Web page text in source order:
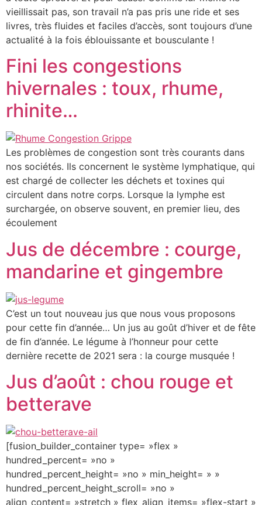
vieillissait pas, son travail n’a pas pris une ride et ses
livres, très fluides et faciles d’accès, sont toujours d’une
actualité à la fois éblouissante et bousculante !
Fini les congestions
hivernales : toux, rhume,
rhinite…
Les problèmes de congestion sont très courants dans
nos sociétés. Ils concernent le système lymphatique, qui
est chargé de collecter les déchets et toxines qui
circulent dans notre corps. Lorsque la lymphe est
surchargée, on observe souvent, en premier lieu, des
écoulement
Jus de décembre : courge,
mandarine et gingembre
C’est un tout nouveau jus que nous vous proposons
pour cette fin d’année… Un jus au goût d’hiver et de fête
de fin d’année. Le légume à l’honneur pour cette
dernière recette de 2021 sera : la courge musquée !
Jus d’août : chou rouge et
betterave
[fusion_builder_container type= »flex »
hundred_percent= »no »
hundred_percent_height= »no » min_height= » »
hundred_percent_height_scroll= »no »
align_content= »stretch » flex_align_items= »flex-start »